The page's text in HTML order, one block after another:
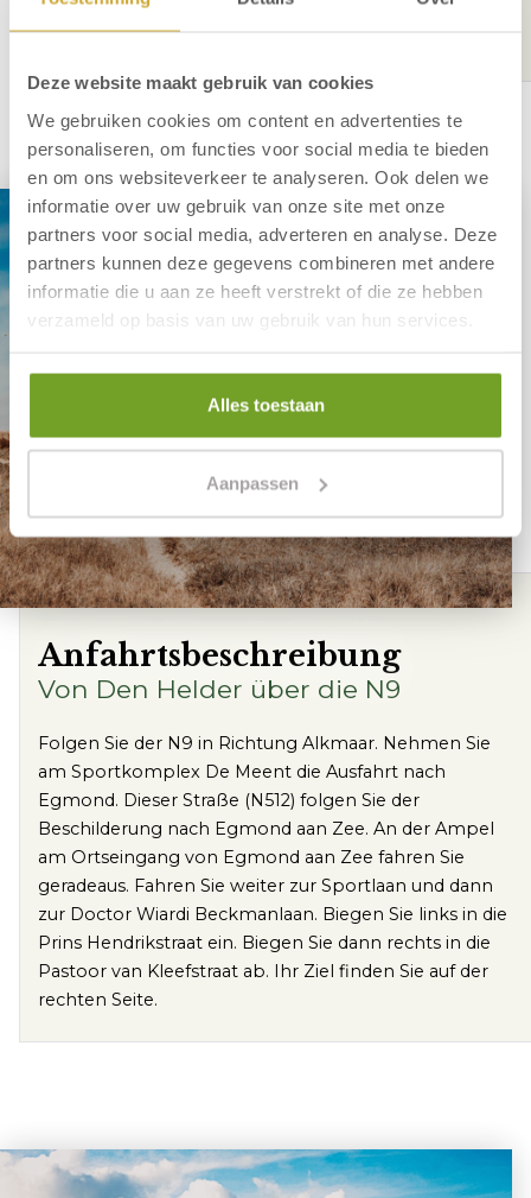
Deze website maakt gebruik van cookies
We gebruiken cookies om content en advertenties te
personaliseren, om functies voor social media te bieden
en om ons websiteverkeer te analyseren. Ook delen we
informatie over uw gebruik van onze site met onze
partners voor social media, adverteren en analyse. Deze
partners kunnen deze gegevens combineren met andere
informatie die u aan ze heeft verstrekt of die ze hebben
verzameld op basis van uw gebruik van hun services.
Alles toestaan
Aanpassen
die Pastoor van Kleefstraat ab. Ihr Ziel finden Sie auf
der rechten Seite.
Anfahrtsbeschreibung
Von Den Helder über die N9
Folgen Sie der N9 in Richtung Alkmaar. Nehmen Sie
am Sportkomplex De Meent die Ausfahrt nach
Egmond. Dieser Straße (N512) folgen Sie der
Beschilderung nach Egmond aan Zee. An der Ampel
am Ortseingang von Egmond aan Zee fahren Sie
geradeaus. Fahren Sie weiter zur Sportlaan und dann
zur Doctor Wiardi Beckmanlaan. Biegen Sie links in die
Prins Hendrikstraat ein. Biegen Sie dann rechts in die
Pastoor van Kleefstraat ab. Ihr Ziel finden Sie auf der
rechten Seite.